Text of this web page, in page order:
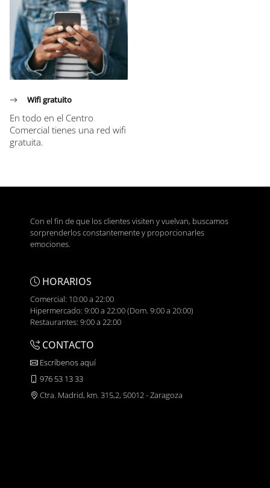
Wifi gratuito
En todo en el Centro
Comercial tienes una red wifi
gratuita.
Con el fin de que los clientes visiten y vuelvan, buscamos
sorprenderlos constantemente y proporcionarles
emociones.
HORARIOS
Comercial: 10:00 a 22:00
Hipermercado: 9:00 a 22:00 (Dom. 9:00 a 20:00)
Restaurantes: 9:00 a 22:00
CONTACTO
Escríbenos aquí
976 53 13 33
Ctra. Madrid, km. 315,2, 50012 - Zaragoza